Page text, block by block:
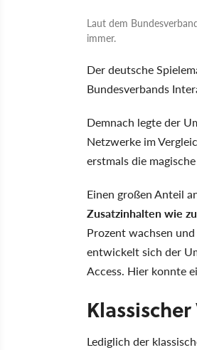
Laut dem
immer.
Der deutsche
Bundesverbands
Demnach legte der
Netzwerke im
erstmals die
Einen großen Anteil
Zusatzinhalten wie
Prozent wachsen
entwickelt sich der
Access. Hier konnte
Lediglich der